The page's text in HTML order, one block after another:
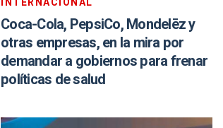
Coca-Cola, PepsiCo, Mondelēz y
otras empresas, en la mira por
demandar a gobiernos para frenar
políticas de salud